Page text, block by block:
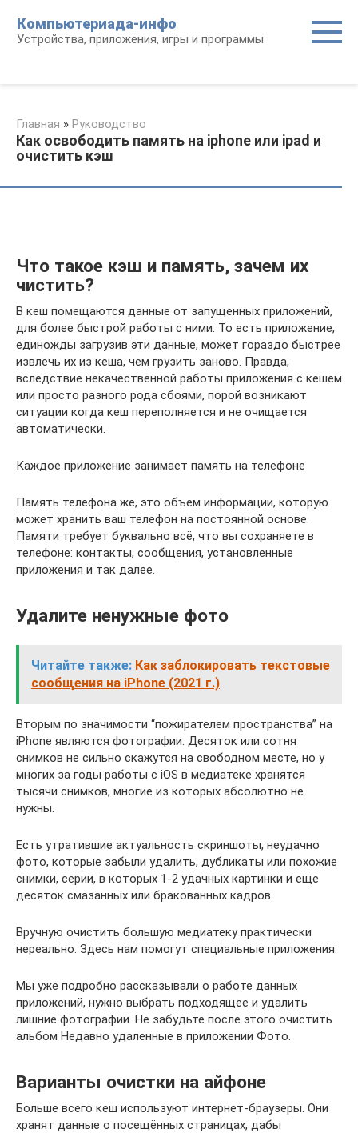
контенту
Компьютериада-инфо
Устройства, приложения, игры и программы
Главная » Руководство
Как освободить память на iphone или ipad и
очистить кэш
Что такое кэш и память, зачем их
чистить?
В кеш помещаются данные от запущенных приложений,
для более быстрой работы с ними. То есть приложение,
единожды загрузив эти данные, может гораздо быстрее
извлечь их из кеша, чем грузить заново. Правда,
вследствие некачественной работы приложения с кешем
или просто разного рода сбоями, порой возникают
ситуации когда кеш переполняется и не очищается
автоматически.
Каждое приложение занимает память на телефоне
Память телефона же, это объем информации, которую
может хранить ваш телефон на постоянной основе.
Памяти требует буквально всё, что вы сохраняете в
телефоне: контакты, сообщения, установленные
приложения и так далее.
Удалите ненужные фото
Читайте также: Как заблокировать текстовые
сообщения на iPhone (2021 г.)
Вторым по значимости “пожирателем пространства” на
iPhone являются фотографии. Десяток или сотня
снимков не сильно скажутся на свободном месте, но у
многих за годы работы с iOS в медиатеке хранятся
тысячи снимков, многие из которых абсолютно не
нужны.
Есть утратившие актуальность скриншоты, неудачно
фото, которые забыли удалить, дубликаты или похожие
снимки, серии, в которых 1-2 удачных картинки и еще
десяток смазанных или бракованных кадров.
Вручную очистить большую медиатеку практически
нереально. Здесь нам помогут специальные приложения:
Мы уже подробно рассказывали о работе данных
приложений, нужно выбрать подходящее и удалить
лишние фотографии. Не забудьте после этого очистить
альбом Недавно удаленные в приложении Фото.
Варианты очистки на айфоне
Больше всего кеш используют интернет-браузеры. Они
хранят данные о посещённых страницах, дабы